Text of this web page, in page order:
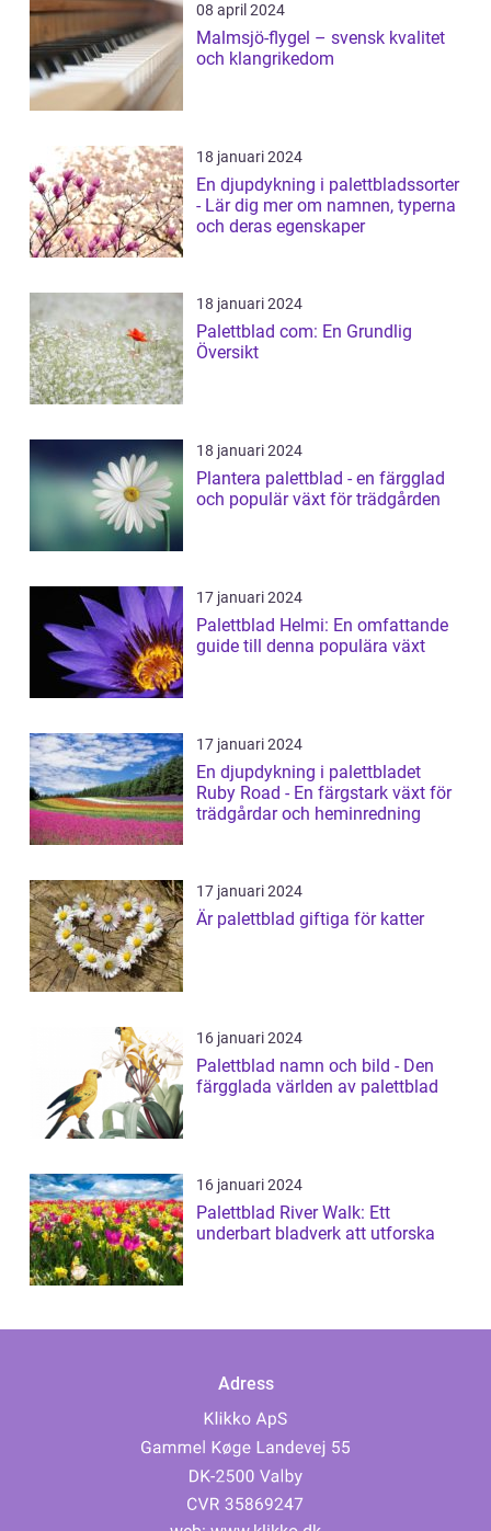
08 april 2024
Malmsjö-flygel – svensk kvalitet
och klangrikedom
18 januari 2024
En djupdykning i palettbladssorter
- Lär dig mer om namnen, typerna
och deras egenskaper
18 januari 2024
Palettblad com: En Grundlig
Översikt
18 januari 2024
Plantera palettblad - en färgglad
och populär växt för trädgården
17 januari 2024
Palettblad Helmi: En omfattande
guide till denna populära växt
17 januari 2024
En djupdykning i palettbladet
Ruby Road - En färgstark växt för
trädgårdar och heminredning
17 januari 2024
Är palettblad giftiga för katter
16 januari 2024
Palettblad namn och bild - Den
färgglada världen av palettblad
16 januari 2024
Palettblad River Walk: Ett
underbart bladverk att utforska
Adress